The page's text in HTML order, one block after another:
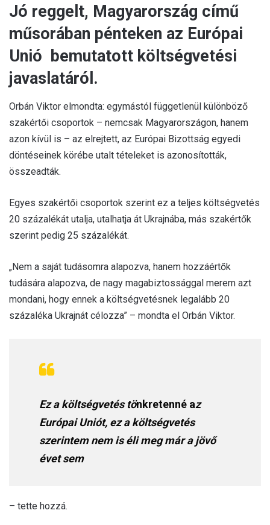
Jó reggelt, Magyarország című
műsorában pénteken az Európai
Unió bemutatott költségvetési
javaslatáról.
Orbán Viktor elmondta: egymástól függetlenül különböző
szakértői csoportok – nemcsak Magyarországon, hanem
azon kívül is – az elrejtett, az Európai Bizottság egyedi
döntéseinek körébe utalt tételeket is azonosították,
összeadták.
Egyes szakértői csoportok szerint ez a teljes költségvetés
20 százalékát utalja, utalhatja át Ukrajnába, más szakértők
szerint pedig 25 százalékát.
„Nem a saját tudásomra alapozva, hanem hozzáértők
tudására alapozva, de nagy magabiztossággal merem azt
mondani, hogy ennek a költségvetésnek legalább 20
százaléka Ukrajnát célozza” – mondta el Orbán Viktor.
Ez a költségvetés tönkretenné az
Európai Uniót, ez a költségvetés
szerintem nem is éli meg már a jövő
évet sem
– tette hozzá.